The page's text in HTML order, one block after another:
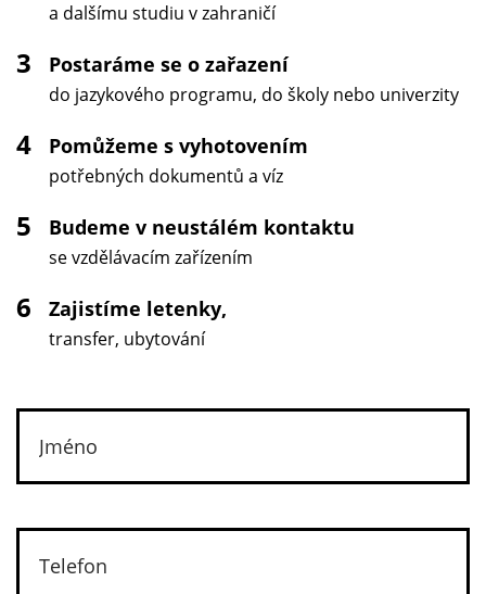
a dalšímu studiu v zahraničí
3 Postaráme se o zařazení
do jazykového programu, do školy nebo univerzity
4 Pomůžeme s vyhotovením
potřebných dokumentů a víz
5 Budeme v neustálém kontaktu
se vzdělávacím zařízením
6 Zajistíme letenky,
transfer, ubytování